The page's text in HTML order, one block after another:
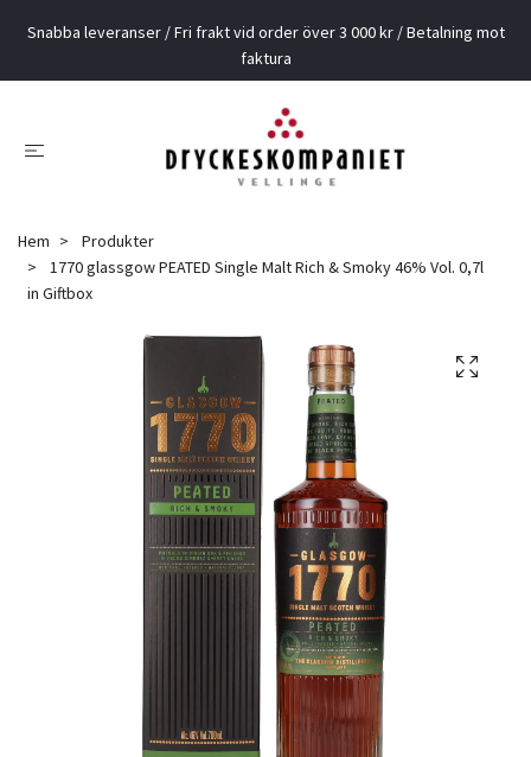
Snabba leveranser / Fri frakt vid order över 3 000 kr / Betalning mot
faktura
Hem
Produkter
1770 glassgow PEATED Single Malt Rich & Smoky 46% Vol. 0,7l
in Giftbox